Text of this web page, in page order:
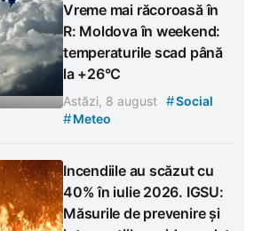
Vreme mai răcoroasă în
R: Moldova în weekend:
temperaturile scad până
la +26°C
Astăzi, 8 august #Social
#Meteo
Incendiile au scăzut cu
40% în iulie 2026. IGSU:
Măsurile de prevenire și